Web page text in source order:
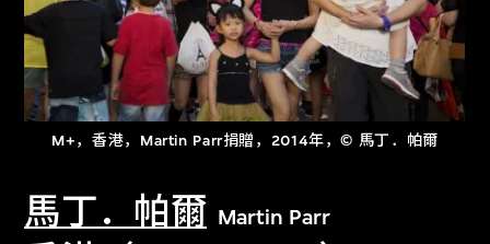
M+，香港，Martin Parr捐贈，2014年，© 馬丁．帕爾
馬丁．帕爾 Martin Parr
关于M+藏品
文化藏品。